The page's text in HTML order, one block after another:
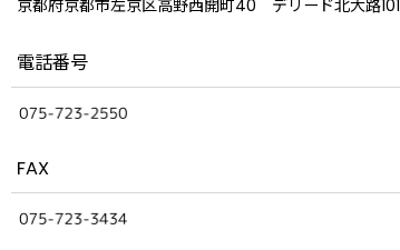
京都府京都市左京区高野西開町40 デリード北大路101
電話番号
FAX